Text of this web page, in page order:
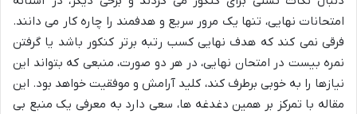
امتحانات نهایی، تنها یک مرور سریع و هدفمند را چاره کار می دانند.
فرقی نمی کند که هدف نهایی کسب رتبه برتر کنکور باشد یا گرفتن
نمره بیست در امتحان نهایی، در هر دو صورت، منبعی که بتواند این
نیازها را به خوبی برطرف کند، کلید آرامش و موفقیت خواهد بود. این
مقاله با تمرکز بر همین دغدغه ها، سعی دارد به معرفی یک منبع بی